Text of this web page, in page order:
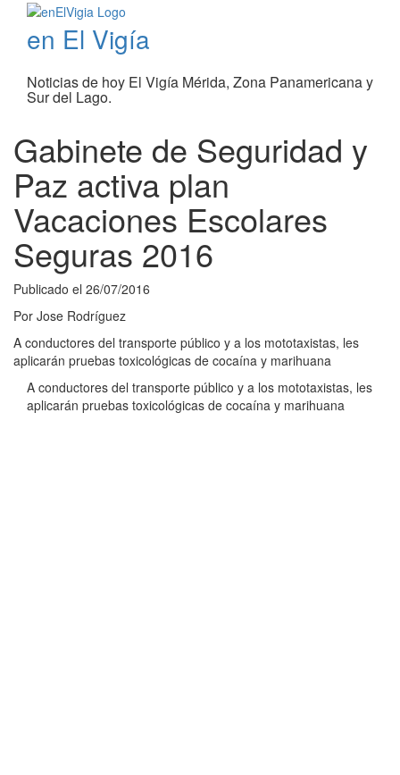
en El Vigía
Noticias de hoy El Vigía Mérida, Zona Panamericana y
Sur del Lago.
Gabinete de Seguridad y
Paz activa plan
Vacaciones Escolares
Seguras 2016
Publicado el 26/07/2016
Por Jose Rodríguez
A conductores del transporte público y a los mototaxistas, les
aplicarán pruebas toxicológicas de cocaína y marihuana
A conductores del transporte público y a los mototaxistas, les
aplicarán pruebas toxicológicas de cocaína y marihuana